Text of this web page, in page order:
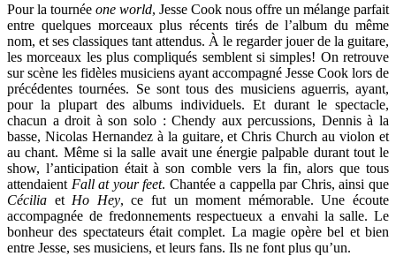
Pour la tournée one world, Jesse Cook nous offre un mélange parfait
entre quelques morceaux plus récents tirés de l’album du même
nom, et ses classiques tant attendus. À le regarder jouer de la guitare,
les morceaux les plus compliqués semblent si simples! On retrouve
sur scène les fidèles musiciens ayant accompagné Jesse Cook lors de
précédentes tournées. Se sont tous des musiciens aguerris, ayant,
pour la plupart des albums individuels. Et durant le spectacle,
chacun a droit à son solo : Chendy aux percussions, Dennis à la
basse, Nicolas Hernandez à la guitare, et Chris Church au violon et
au chant. Même si la salle avait une énergie palpable durant tout le
show, l’anticipation était à son comble vers la fin, alors que tous
attendaient Fall at your feet. Chantée a cappella par Chris, ainsi que
Cécilia et Ho Hey, ce fut un moment mémorable. Une écoute
accompagnée de fredonnements respectueux a envahi la salle. Le
bonheur des spectateurs était complet. La magie opère bel et bien
entre Jesse, ses musiciens, et leurs fans. Ils ne font plus qu’un.